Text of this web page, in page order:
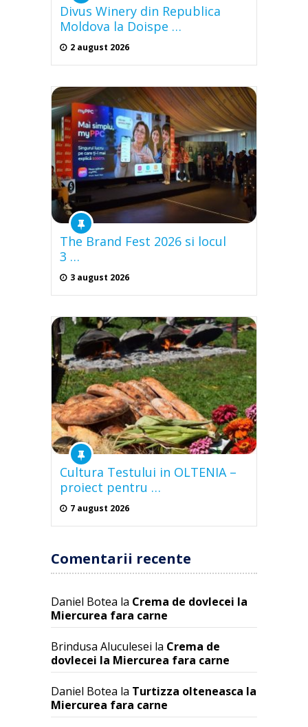
Divus Winery din Republica
Moldova la Doispe …
2 august 2026
The Brand Fest 2026 si locul
3 …
3 august 2026
Cultura Testului in OLTENIA –
proiect pentru …
7 august 2026
Comentarii recente
Daniel Botea la Crema de dovlecei la
Miercurea fara carne
Brindusa Aluculesei la Crema de
dovlecei la Miercurea fara carne
Daniel Botea la Turtizza olteneasca la
Miercurea fara carne